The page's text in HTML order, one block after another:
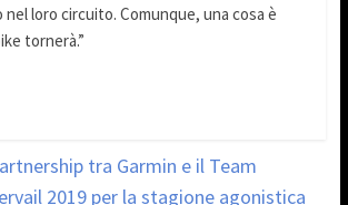
loro circuito. Comunque, una cosa è
tornerà.”
tra Garmin e il Team
2019 per la stagione agonistica